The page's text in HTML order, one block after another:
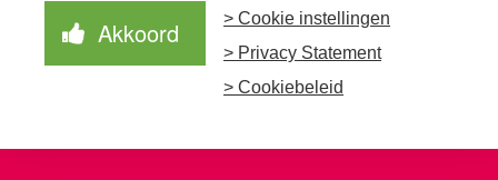
Akkoord
> Cookie instellingen
> Privacy Statement
> Cookiebeleid
aanpak
Samen Beter
Nieuws
laatste nieuws!
Aanmelden nieuwsbrief